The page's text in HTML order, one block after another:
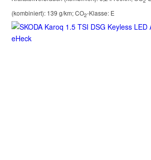
(kombiniert): 139 g/km;CO2-Klasse: E